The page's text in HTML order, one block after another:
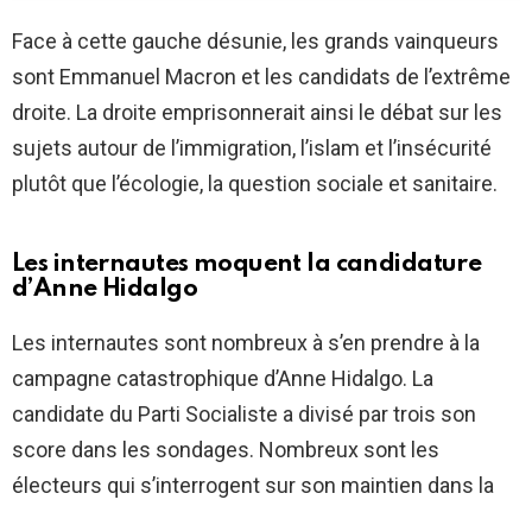
Face à cette gauche désunie, les grands vainqueurs
sont Emmanuel Macron et les candidats de l’extrême
droite. La droite emprisonnerait ainsi le débat sur les
sujets autour de l’immigration, l’islam et l’insécurité
plutôt que l’écologie, la question sociale et sanitaire.
Les internautes moquent la candidature
d’Anne Hidalgo
Les internautes sont nombreux à s’en prendre à la
campagne catastrophique d’Anne Hidalgo. La
candidate du Parti Socialiste a divisé par trois son
score dans les sondages. Nombreux sont les
électeurs qui s’interrogent sur son maintien dans la